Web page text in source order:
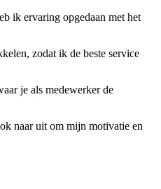
ik ervaring opgedaan met het
zodat ik de beste service
je als medewerker de
naar uit om mijn motivatie en